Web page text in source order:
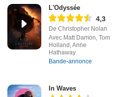
L'Odyssée
4,3
De Christopher Nolan
Avec Matt Damon, Tom
Holland, Anne
Hathaway
Bande-annonce
In Waves